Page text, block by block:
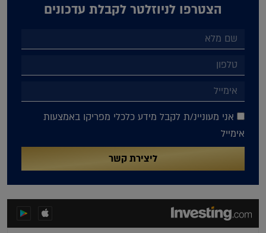
הצטרפו לניוזלטר לקבלת עדכונים
אני מעוניינ/ת לקבל מידע כלכלי מפריקו באמצעות
אימייל
ליצירת קשר